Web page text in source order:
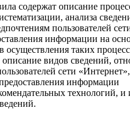
содержат описание
анализа
пользователей
информации на
осуществления таких
видов сведений,
сети
информации
технологий, и